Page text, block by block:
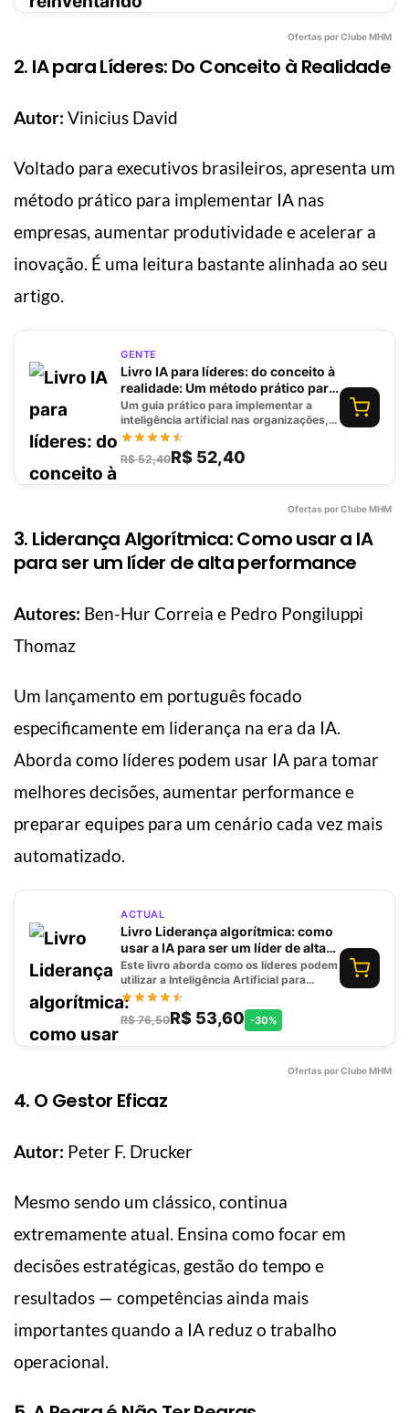
Ofertas por Clube MHM
2. IA para Líderes: Do Conceito à Realidade
Autor: Vinicius David
Voltado para executivos brasileiros, apresenta um
método prático para implementar IA nas
empresas, aumentar produtividade e acelerar a
inovação. É uma leitura bastante alinhada ao seu
artigo.
GENTE
Livro IA para líderes: do conceito à
realidade: Um método prático para
implementar IA na sua empresa,
impulsionar a produtividade e
acelerar a inovação
Um guia prático para implementar a
inteligência artificial nas organizações,
impulsionando a produtividade e a
R$ 52,40R$ 52,40
Ofertas por Clube MHM
3. Liderança Algorítmica: Como usar a IA
para ser um líder de alta performance
Autores: Ben-Hur Correia e Pedro Pongiluppi
Thomaz
Um lançamento em português focado
especificamente em liderança na era da IA.
Aborda como líderes podem usar IA para tomar
melhores decisões, aumentar performance e
preparar equipes para um cenário cada vez mais
automatizado.
ACTUAL
Livro Liderança algorítmica: como
usar a IA para ser um líder de alta
performance
Este livro aborda como os líderes podem
utilizar a Inteligência Artificial para
melhorar sua performance e a de suas
equipes, capacitando-os para enfrentar
os d
R$ 76,50R$ 53,60 -30%
Ofertas por Clube MHM
4. O Gestor Eficaz
Autor: Peter F. Drucker
Mesmo sendo um clássico, continua
extremamente atual. Ensina como focar em
decisões estratégicas, gestão do tempo e
resultados — competências ainda mais
importantes quando a IA reduz o trabalho
operacional.